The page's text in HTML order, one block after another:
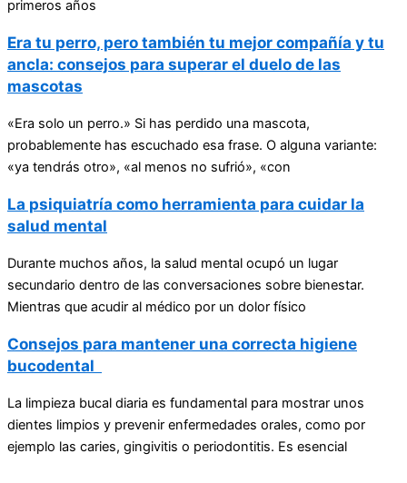
primeros años
Era tu perro, pero también tu mejor compañía y tu
ancla: consejos para superar el duelo de las
mascotas
«Era solo un perro.» Si has perdido una mascota,
probablemente has escuchado esa frase. O alguna variante:
«ya tendrás otro», «al menos no sufrió», «con
La psiquiatría como herramienta para cuidar la
salud mental
Durante muchos años, la salud mental ocupó un lugar
secundario dentro de las conversaciones sobre bienestar.
Mientras que acudir al médico por un dolor físico
Consejos para mantener una correcta higiene
bucodental
La limpieza bucal diaria es fundamental para mostrar unos
dientes limpios y prevenir enfermedades orales, como por
ejemplo las caries, gingivitis o periodontitis. Es esencial